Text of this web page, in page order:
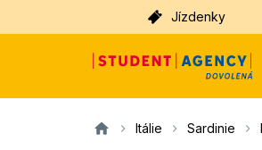
Jízdenky
Itálie Sardinie